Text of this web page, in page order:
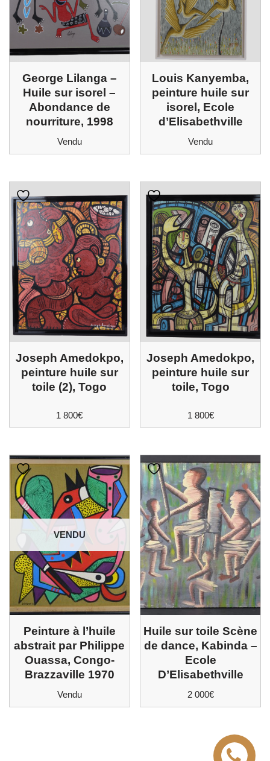
George Lilanga –
Huile sur isorel –
Abondance de
nourriture, 1998
Vendu
Louis Kanyemba,
peinture huile sur
isorel, Ecole
d’Elisabethville
Vendu
Joseph Amedokpo,
peinture huile sur
toile (2), Togo
1 800€
Joseph Amedokpo,
peinture huile sur
toile, Togo
1 800€
VENDU
Peinture à l’huile
abstrait par Philippe
Ouassa, Congo-
Brazzaville 1970
Vendu
Huile sur toile Scène
de dance, Kabinda –
Ecole
D’Elisabethville
2 000€